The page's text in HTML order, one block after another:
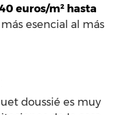
40 euros/m² hasta
esencial al más
doussié es muy